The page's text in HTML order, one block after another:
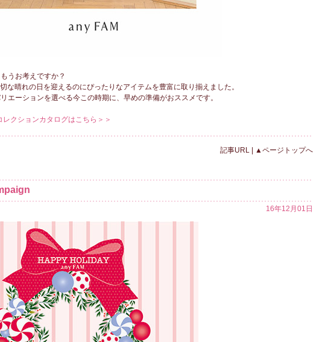
うお考えですか？
な晴れの日を迎えるのにぴったりなアイテムを豊富に取り揃えました。
エーションを選べる今この時期に、早めの準備がおススメです。
クションカタログはこちら＞＞
記事URL ▲ページトップへ
16年12月01日